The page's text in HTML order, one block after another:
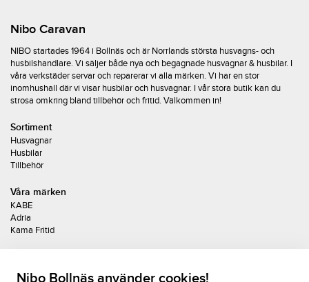
Nibo Caravan
NIBO startades 1964 i Bollnäs och är Norrlands största husvagns- och
husbilshandlare. Vi säljer både nya och begagnade husvagnar & husbilar. I
våra verkstäder servar och reparerar vi alla märken. Vi har en stor
inomhushall där vi visar husbilar och husvagnar. I vår stora butik kan du
strosa omkring bland tillbehör och fritid. Välkommen in!
Sortiment
Husvagnar
Husbilar
Tillbehör
Våra märken
KABE
Adria
Kama Fritid
Sortiment 2026
Nibo Bollnäs använder cookies!